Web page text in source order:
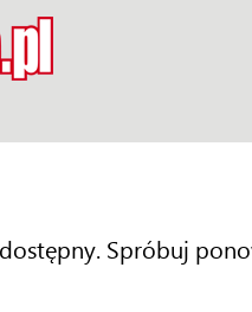
Spróbuj